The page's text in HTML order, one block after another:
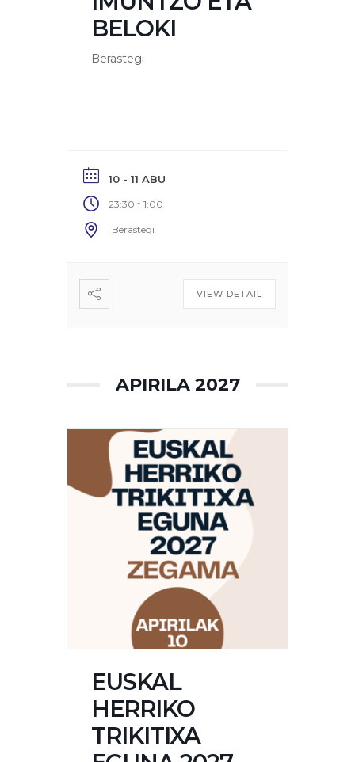
BELOKI
Berastegi
10 - 11 ABU
23:30 - 1:00
Berastegi
VIEW DETAIL
APIRILA 2027
EUSKAL
HERRIKO
TRIKITIXA